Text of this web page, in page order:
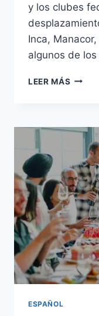
y los clubes
Inca,
algunos de
LEER MÁS
ESPAÑOL